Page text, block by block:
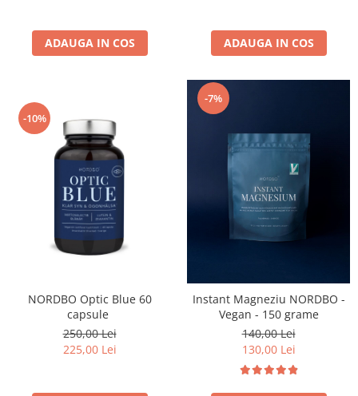
ADAUGA IN COS ADAUGA IN COS
-10%
NORDBO Optic Blue 60
capsule
250,00 Lei
225,00 Lei
-7%
Instant Magneziu NORDBO -
Vegan - 150 grame
140,00 Lei
130,00 Lei